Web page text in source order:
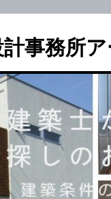
事務所